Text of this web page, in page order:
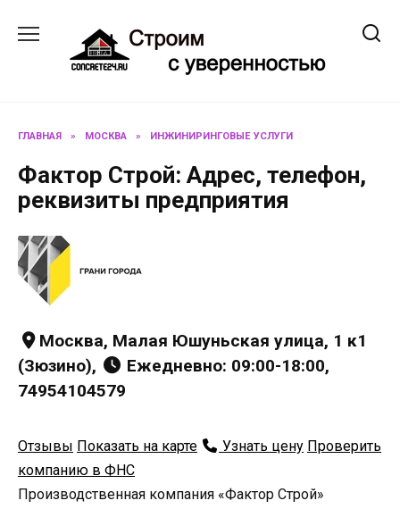
содержанию
ГЛАВНАЯ » МОСКВА » ИНЖИНИРИНГОВЫЕ УСЛУГИ
Фактор Строй: Адрес, телефон,
реквизиты предприятия
Москва, Малая Юшуньская улица, 1 к1
(Зюзино),
Ежедневно: 09:00-18:00,
74954104579
Отзывы Показать на карте Узнать цену Проверить
компанию в ФНС
Производственная компания «Фактор Строй»